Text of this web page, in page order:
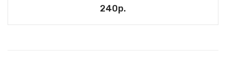
240р.